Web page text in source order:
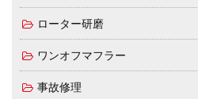
ローター研磨
ワンオフマフラー
事故修理